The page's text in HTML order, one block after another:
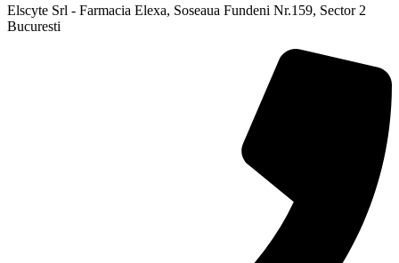
Elscyte Srl - Farmacia Elexa, Soseaua Fundeni Nr.159, Sector 2
Bucuresti